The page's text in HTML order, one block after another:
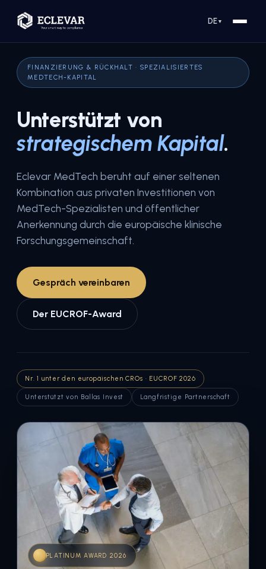
DE▼
FINANZIERUNG & RÜCKHALT · SPEZIALISIERTES
MEDTECH-KAPITAL
Unterstützt von
strategischem Kapital.
Eclevar MedTech beruht auf einer seltenen
Kombination aus privaten Investitionen von
MedTech-Spezialisten und öffentlicher
Anerkennung durch die europäische klinische
Forschungsgemeinschaft.
Gespräch vereinbaren
Der EUCROF-Award
Nr. 1 unter den europäischen CROs · EUCROF 2026
Unterstützt von Ballas Invest Langfristige Partnerschaft
PLATINUM AWARD 2026